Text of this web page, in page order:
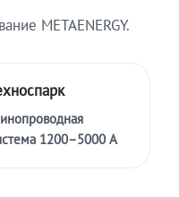
METAENERGY.
1200–5000 А